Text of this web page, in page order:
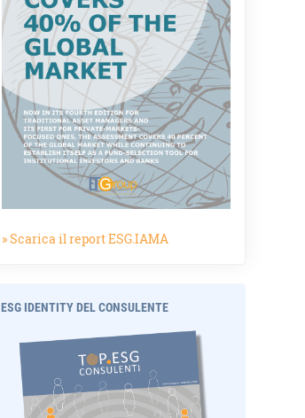
» Scarica il report ESG.IAMA
ESG IDENTITY DEL CONSULENTE